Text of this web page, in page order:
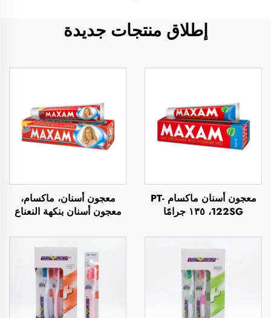
إطلاق منتجات جديدة
معجون أسنان ماكسام PT-
122SG، ١٣٥ جرامًا
معجون أسنان، ماكسام،
معجون أسنان بنكهة النعناع